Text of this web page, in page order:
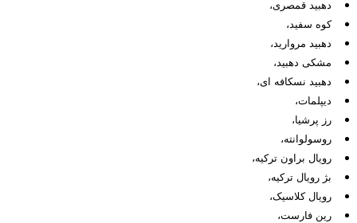
دهبید قمصری،
کوه سفید،
دهبید مروارید،
مشکی دهبید،
دهبید نسکافه ای،
دیپلمات،
رز پرشیا،
روسولوانته،
رویال براون ترکیه،
بژ رویال ترکیه،
رویال کلاسیک،
رین فارست،